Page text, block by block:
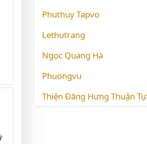
Phuthuy Tapvo
Lethutrang
Ngọc Quang Hà
Phuongvu
Thiện Đăng Hưng Thuận Tự